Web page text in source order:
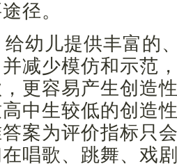
径。
幼儿提供丰富的
减少模仿和示范
更容易产生创造
中生较低的创造
案为评价指标只
唱歌、跳舞、戏